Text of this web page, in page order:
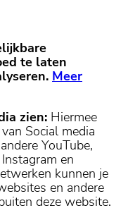
niet
niet
te laten
Meer
zien: Hiermee
Social media
YouTube,
en
kunnen je
en andere
deze website.